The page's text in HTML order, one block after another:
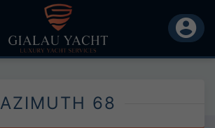
AZIMUTH 68